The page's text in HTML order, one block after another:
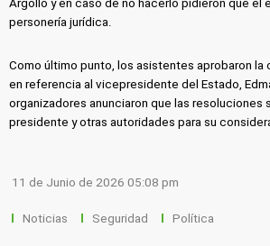
Argollo y en caso de no hacerlo pidieron que el
personería jurídica.
Como último punto, los asistentes aprobaron la
en referencia al vicepresidente del Estado,
organizadores anunciaron que las resoluciones
presidente y otras autoridades para su
11 de Junio de 2026 05:08 pm
Noticias Seguridad Política